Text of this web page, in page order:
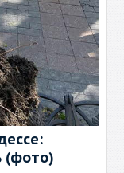
(фото)